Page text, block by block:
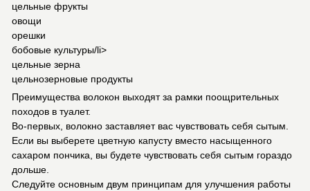
цельные фрукты
овощи
орешки
бобовые культуры/li>
цельные зерна
цельнозерновые продукты
Преимущества волокон выходят за рамки поощрительных
походов в туалет.
Во-первых, волокно заставляет вас чувствовать себя сытым.
Если вы выберете цветную капусту вместо насыщенного
сахаром пончика, вы будете чувствовать себя сытым гораздо
дольше.
Следуйте основным двум принципам для улучшения работы